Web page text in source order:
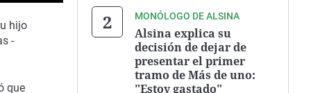
hijo
-
que
MONÓLOGO DE ALSINA
Alsina explica su
decisión de dejar de
presentar el primer
tramo de Más de uno:
"Estoy gastado"